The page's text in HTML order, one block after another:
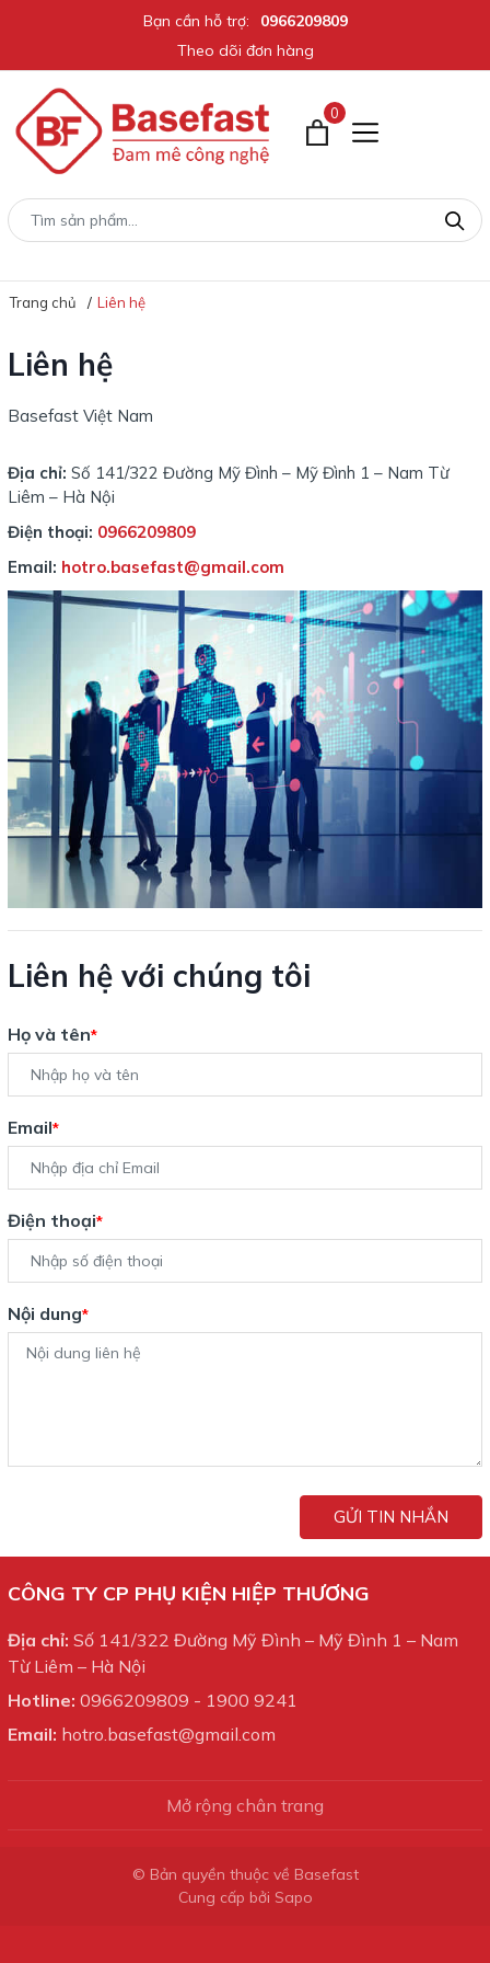
Bạn cần hỗ trợ:
0966209809
Theo dõi đơn hàng
0
Trang chủ Liên hệ
Liên hệ
Basefast Việt Nam
Địa chỉ: Số 141/322 Đường Mỹ Đình – Mỹ Đình 1 – Nam Từ
Liêm – Hà Nội
Điện thoại: 0966209809
Email: hotro.basefast@gmail.com
Liên hệ với chúng tôi
Họ và tên*
Email*
Điện thoại*
Nội dung*
GỬI TIN NHẮN
CÔNG TY CP PHỤ KIỆN HIỆP THƯƠNG
Địa chỉ: Số 141/322 Đường Mỹ Đình – Mỹ Đình 1 – Nam
Từ Liêm – Hà Nội
Hotline: 0966209809 - 1900 9241
Email: hotro.basefast@gmail.com
Mở rộng chân trang
© Bản quyền thuộc về Basefast
Cung cấp bởi Sapo